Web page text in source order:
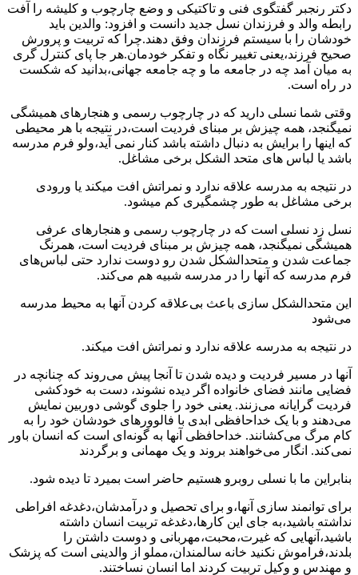
دکتر رنجبر گفتگوی فنی و تاکتیکی و وضع چارچوب و کلیشه را آفت
رابطه والد و فرزندان نسل جدید دانست و افزود: والدین باید
خودشان را با سیستم فرزندان وفق دهند.چرا که تربیت و پرورش
صحیح فرزند،یعنی تغییر نگاه و تفکر خودمان.هر جا پای کنترل گری
به میان آمد چه در جامعه ما و چه جامعه جهانی،بدانید که شکست
در راه است.
وقتی شما نسلی دارید که در چارچوب رسمی و هنجارهای همیشگی
نمیگنجد، همه چیزش بر مبنای فردیت است،در نتیجه با هر محیطی
که اینها را برایش به دنبال داشته باشد کنار نمی آید،ولو فرم مدرسه
باشد یا لباس های متحد الشکل برخی مشاغل.
در نتیجه به مدرسه علاقه ندارد و نمراتش افت میکند یا ورودی
برخی مشاغل به طور چشمگیری کم میشود.
نسل زد نسلی است که در چارچوب رسمی و هنجارهای عرفی
همیشگی نمیگنجد، همه چیزش بر مبنای فردیت است، همرنگ
جماعت شدن و متحدالشکل شدن رو دوست ندارد حتی لباس‌های
فرم مدرسه که آنها را در مدرسه شبیه هم می‌کند.
این متحدالشکل سازی باعث بی‌علاقه کردن آنها به محیط مدرسه
می‌شود
در نتیجه به مدرسه علاقه ندارد و نمراتش افت میکند.
آنها در مسیر فردیت و دیده شدن تا آنجا پیش می‌روند که چنانچه در
فضایی مانند فضای خانواده اگر دیده نشوند، دست به خودکشی
فردیت گرایانه می‌زنند. یعنی خود را جلوی گوشی دوربین نمایش
می‌دهند و با یک خداحافظی ابدی با فالوورهای خودشان خود را به
کام مرگ می‌کشانند. خداحافظی آنها به گونه‌ای است که انسان باور
نمی‌کند. انگار می‌خواهند بروند و یک مهمانی و برگردند
بنابراین ما با نسلی روبرو هستیم حاضر است بمیرد تا دیده شود.
برای توانمند سازی آنها،و برای تحصیل و درآمدشان،دغدغه افراطی
نداشته باشید،به جای این کارها،دغدغه تربیت انسان داشته
باشید،آنهایی که غیرت،محبت،مهربانی و دوست داشتن را
بلدند،فراموش نکنید خانه سالمندان،مملو از والدینی است که پزشک
و مهندس و وکیل تربیت کردند اما انسان نساختند.